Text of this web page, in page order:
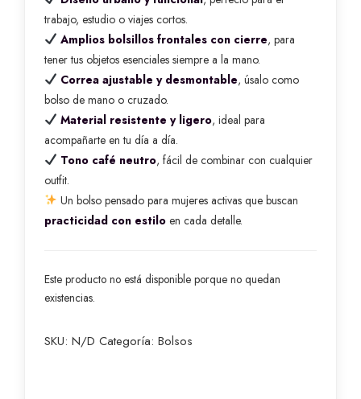
trabajo, estudio o viajes cortos.
Amplios bolsillos frontales con cierre, para
tener tus objetos esenciales siempre a la mano.
Correa ajustable y desmontable, úsalo como
bolso de mano o cruzado.
Material resistente y ligero, ideal para
acompañarte en tu día a día.
Tono café neutro, fácil de combinar con cualquier
outfit.
Un bolso pensado para mujeres activas que buscan
practicidad con estilo en cada detalle.
Este producto no está disponible porque no quedan
existencias.
SKU: N/D Categoría: Bolsos